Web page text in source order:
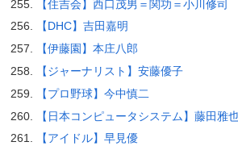
【住吉会】西口茂男＝関功＝小川修司
【DHC】吉田嘉明
【伊藤園】本庄八郎
【ジャーナリスト】安藤優子
【プロ野球】今中慎二
【日本コンピュータシステム】藤田雅
【アイドル】早見優